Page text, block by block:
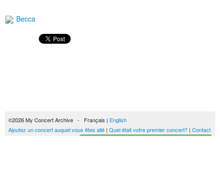
Becca
©2026 My Concert Archive - Français | English
Ajoutez un concert auquel vous êtes allé | Quel était votre premier concert? | Contact